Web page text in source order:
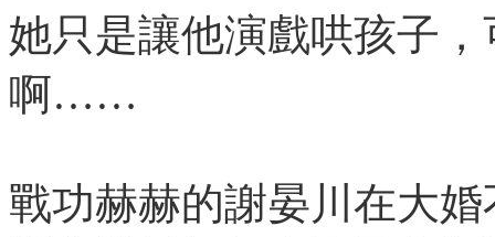
她只是讓他演戲哄孩子
啊……
戰功赫赫的謝晏川在大